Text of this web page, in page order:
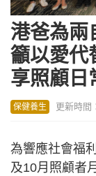
港爸為兩
籲以愛代
享照顧日
保健養生 更新時間
為響應社會福
及10月照顧者